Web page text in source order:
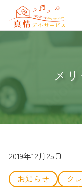
メ
2019年12月25日
お知らせ
ク